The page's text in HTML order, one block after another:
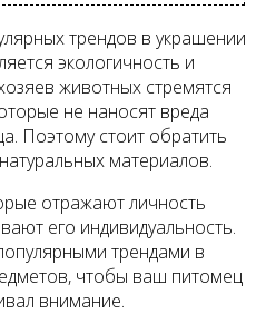
трендов в украшении
экологичность и
животных стремятся
не наносят вреда
Поэтому стоит обратить
материалов.
отражают личность
его индивидуальность.
трендами в
чтобы ваш питомец
внимание.